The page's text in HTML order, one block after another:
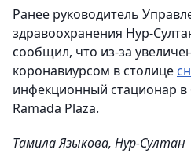
Ранее руководитель
здравоохранения Нур-
сообщил, что из-за
коронавиурсом в столице
инфекционный стационар
Ramada Plaza.
Тамила Языкова, Нур-Султан